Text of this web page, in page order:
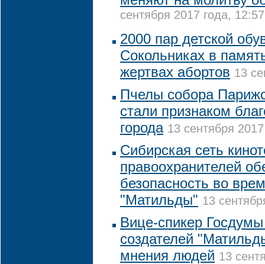
сентября 2017 года, 12:57
2000 пар детской
Сокольниках в
жертвах абортов 13
Пчелы собора
стали признаком
города 13 сентября
Сибирская сеть
правоохранителей
безопасность во
"Матильды" 13
Вице-спикер
создателей
мнения людей 13